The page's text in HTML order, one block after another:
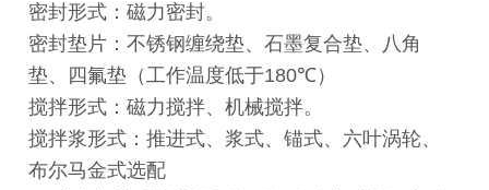
密封形式：磁力密封。
密封垫片：不锈钢缠绕垫、石墨复合垫、八角
垫、四氟垫（工作温度低于180℃）
搅拌形式：磁力搅拌、机械搅拌。
搅拌浆形式：推进式、浆式、锚式、六叶涡轮、
布尔马金式选配